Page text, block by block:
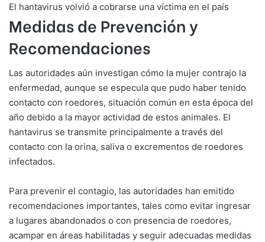
El hantavirus volvió a cobrarse una víctima en el país
Medidas de Prevención y
Recomendaciones
Las autoridades aún investigan cómo la mujer contrajo la
enfermedad, aunque se especula que pudo haber tenido
contacto con roedores, situación común en esta época del
año debido a la mayor actividad de estos animales. El
hantavirus se transmite principalmente a través del
contacto con la orina, saliva o excrementos de roedores
infectados.
Para prevenir el contagio, las autoridades han emitido
recomendaciones importantes, tales como evitar ingresar
a lugares abandonados o con presencia de roedores,
acampar en áreas habilitadas y seguir adecuadas medidas